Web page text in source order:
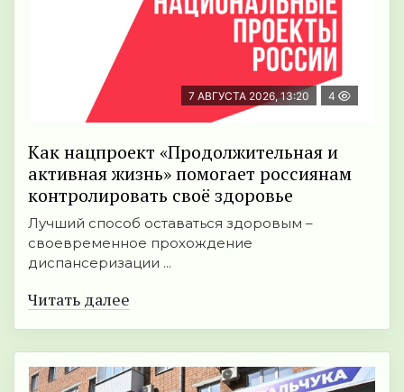
7 АВГУСТА 2026, 13:20 4
Как нацпроект «Продолжительная и
активная жизнь» помогает россиянам
контролировать своё здоровье
Лучший способ оставаться здоровым –
своевременное прохождение
диспансеризации ...
Читать далее